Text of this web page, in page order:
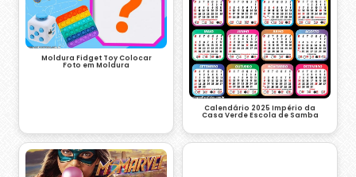
Moldura Fidget Toy Colocar
Foto em Moldura
Calendário 2025 Império da
Casa Verde Escola de Samba